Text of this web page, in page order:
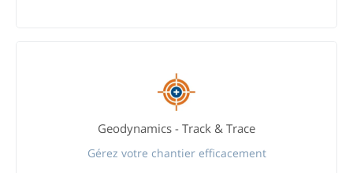
Geodynamics - Track & Trace
Gérez votre chantier efficacement